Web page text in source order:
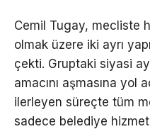
Cemil Tugay, mecliste
olmak üzere iki ayrı
çekti. Gruptaki siyasi
amacını aşmasına yol
ilerleyen süreçte tüm
sadece belediye